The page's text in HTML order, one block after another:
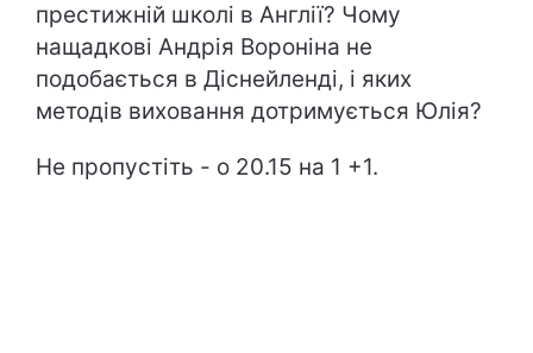
престижній школі в Англії? Чому
нащадкові Андрія Вороніна не
подобається в Діснейленді, і яких
методів виховання дотримується Юлія?
Не пропустіть - о 20.15 на 1 +1.